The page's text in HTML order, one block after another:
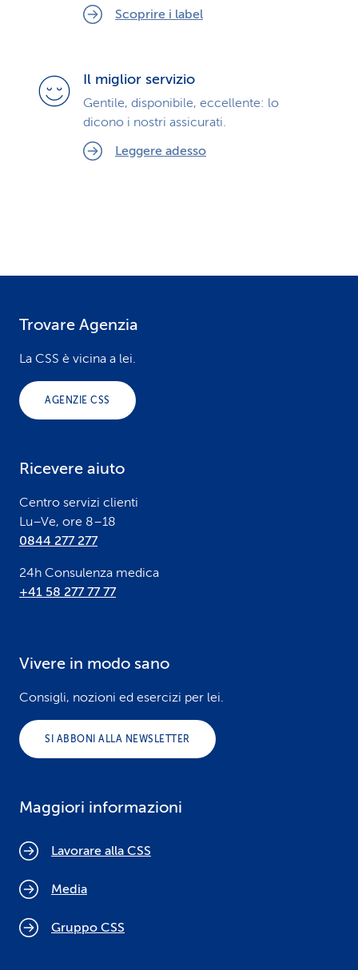
Scoprire i label
Il miglior servizio
Gentile, disponibile, eccellente: lo
dicono i nostri assicurati.
Leggere adesso
Trovare Agenzia
La CSS è vicina a lei.
AGENZIE CSS
Ricevere aiuto
Centro servizi clienti
Lu–Ve, ore 8–18
0844 277 277
24h Consulenza medica
+41 58 277 77 77
Vivere in modo sano
Consigli, nozioni ed esercizi per lei.
SI ABBONI ALLA NEWSLETTER
Maggiori informazioni
Lavorare alla CSS
Media
Gruppo CSS